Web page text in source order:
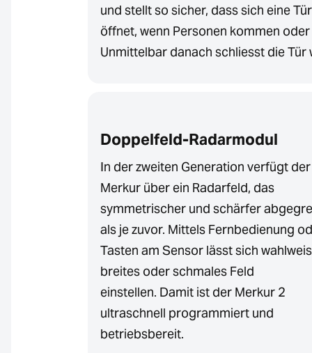
und stellt so sicher, dass sich eine
öffnet, wenn Personen kommen
Unmittelbar danach schliesst die Tür
Doppelfeld-Radarmodul
In der zweiten Generation verfügt der
Merkur über ein Radarfeld, das
symmetrischer und schärfer
als je zuvor. Mittels Fernbedienung
Tasten am Sensor lässt sich
breites oder schmales Feld
einstellen. Damit ist der Merkur 2
ultraschnell programmiert und
betriebsbereit.